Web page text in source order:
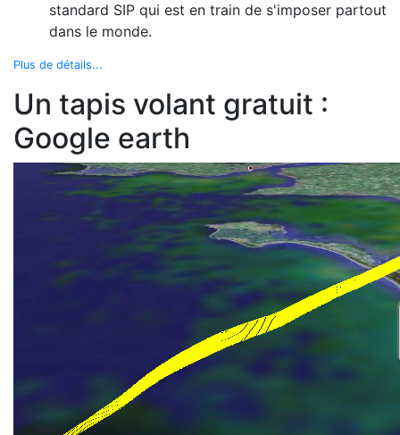
standard SIP qui est en train de s'imposer partout
dans le monde.
Plus de détails...
Un tapis volant gratuit :
Google earth